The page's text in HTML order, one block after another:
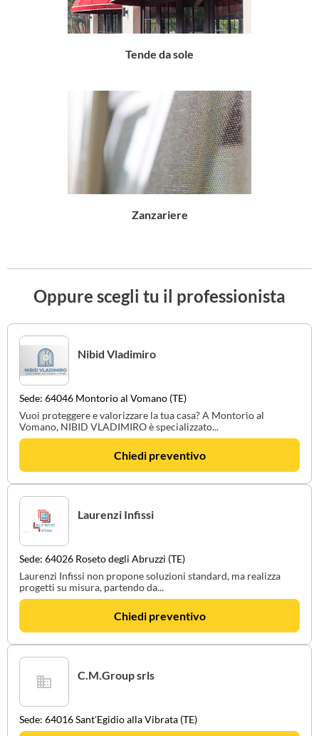
tende da sole
zanzariere
Oppure scegli tu il professionista
Nibid Vladimiro
Sede: 64046 Montorio al Vomano (TE)
Vuoi proteggere e valorizzare la tua casa? A Montorio al
Vomano, NIBID VLADIMIRO è specializzato...
Chiedi preventivo
Laurenzi Infissi
Sede: 64026 Roseto degli Abruzzi (TE)
Laurenzi Infissi non propone soluzioni standard, ma realizza
progetti su misura, partendo da...
Chiedi preventivo
C.M.Group srls
Sede: 64016 Sant'Egidio alla Vibrata (TE)